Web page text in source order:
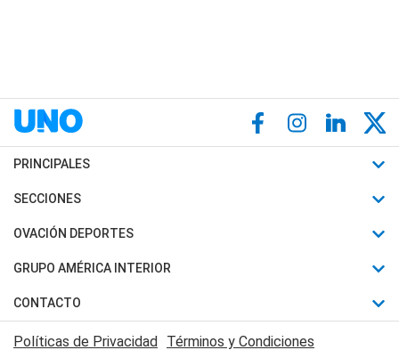
PRINCIPALES
Últimas Noticias
Política
Judiciales
Economia
SECCIONES
Horóscopo
Motores
Trucos caseros
Series y Películas
OVACIÓN DEPORTES
Fútbol
Mundial
Automovilismo
GRUPO AMÉRICA INTERIOR
Canal 7 en Vivo
CONTACTO
Acerca de Nosotros
Políticas de Privacidad Términos y Condiciones